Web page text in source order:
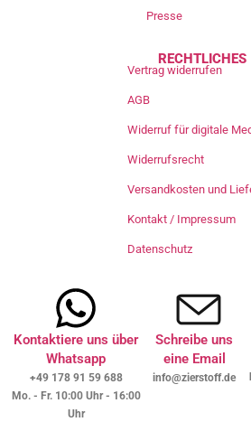
Presse
RECHTLICHES
Vertrag widerrufen
AGB
Widerruf für digitale
Widerrufsrecht
Versandkosten und
Kontakt / Impressum
Datenschutz
Kontaktiere uns über
Whatsapp
+49 178 91 59 688
Mo. - Fr. 10:00 Uhr - 16:00
Uhr
Schreibe uns
eine Email
info@zierstoff.de